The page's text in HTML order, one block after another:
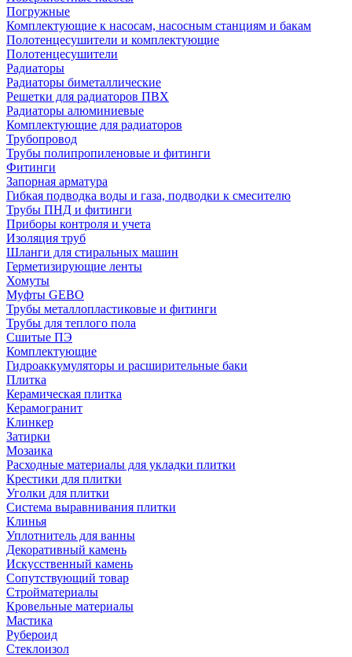
Погружные
Комплектующие к насосам, насосным станциям и бакам
Полотенцесушители и комплектующие
Полотенцесушители
Радиаторы
Радиаторы биметаллические
Решетки для радиаторов ПВХ
Радиаторы алюминиевые
Комплектующие для радиаторов
Трубопровод
Трубы полипропиленовые и фитинги
Фитинги
Запорная арматура
Гибкая подводка воды и газа, подводки к смесителю
Трубы ПНД и фитинги
Приборы контроля и учета
Изоляция труб
Шланги для стиральных машин
Герметизирующие ленты
Хомуты
Муфты GEBO
Трубы металлопластиковые и фитинги
Трубы для теплого пола
Сшитые ПЭ
Комплектующие
Гидроаккумуляторы и расширительные баки
Плитка
Керамическая плитка
Керамогранит
Клинкер
Затирки
Мозаика
Расходные материалы для укладки плитки
Крестики для плитки
Уголки для плитки
Система выравнивания плитки
Клинья
Уплотнитель для ванны
Декоративный камень
Искусственный камень
Сопутствующий товар
Стройматериалы
Кровельные материалы
Мастика
Рубероид
Стеклоизол